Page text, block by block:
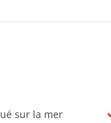
sur la mer